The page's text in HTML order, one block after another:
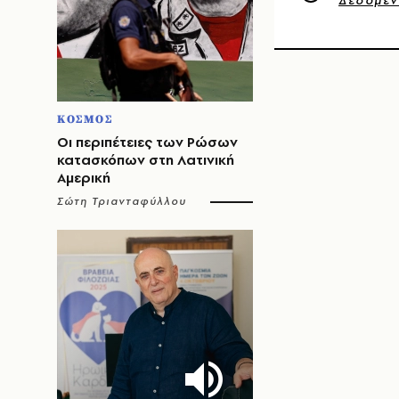
ΚΟΣΜΟΣ
Οι περιπέτειες των Ρώσων
κατασκόπων στη Λατινική
Αμερική
Σώτη Τριανταφύλλου